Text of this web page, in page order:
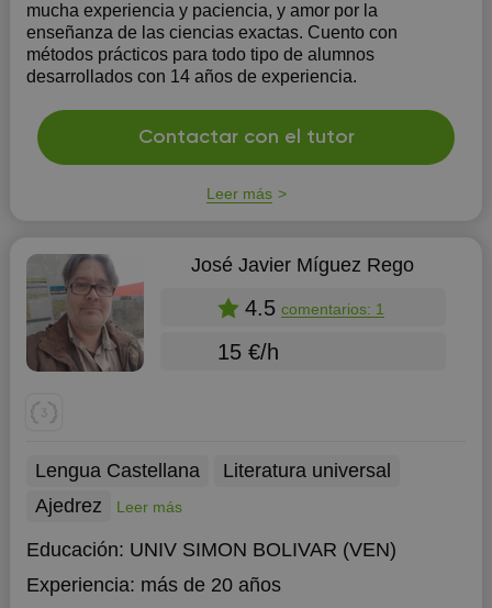
mucha experiencia y paciencia, y amor por la
enseñanza de las ciencias exactas. Cuento con
métodos prácticos para todo tipo de alumnos
desarrollados con 14 años de experiencia.
Contactar con el tutor
Leer más
José Javier Míguez Rego
4.5 comentarios: 1
15 €/h
Lengua Castellana
Literatura universal
Ajedrez
Leer más
Educación: UNIV SIMON BOLIVAR (VEN)
Experiencia: más de 20 años